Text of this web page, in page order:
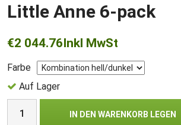
Little Anne 6-pack
€2 044.76Inkl MwSt
Farbe
Auf Lager
IN DEN WARENKORB LEGEN